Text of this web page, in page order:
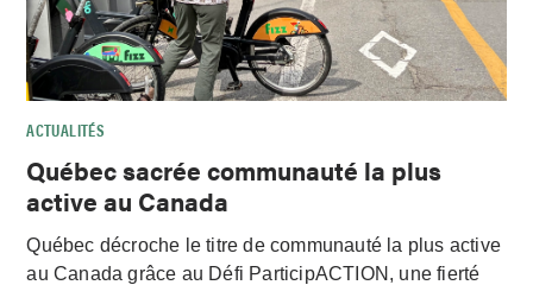
ACTUALITÉS
Québec sacrée communauté la plus
active au Canada
Québec décroche le titre de communauté la plus active
au Canada grâce au Défi ParticipACTION, une fierté